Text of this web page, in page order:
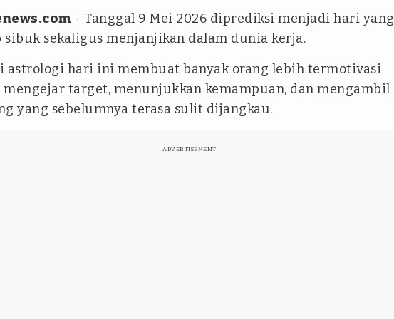
- Tanggal 9 Mei 2026 diprediksi menjadi hari yang
sibuk sekaligus menjanjikan dalam dunia kerja.
astrologi hari ini membuat banyak orang lebih termotivasi
target, menunjukkan kemampuan, dan mengambil
yang sebelumnya terasa sulit dijangkau.
ADVERTISEMENT